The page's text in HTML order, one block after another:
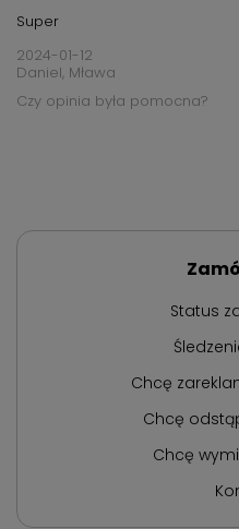
Super
2024-01-12
Daniel, Mława
Czy opinia była pomocna?
Status
Chcę
Chcę
Chcę